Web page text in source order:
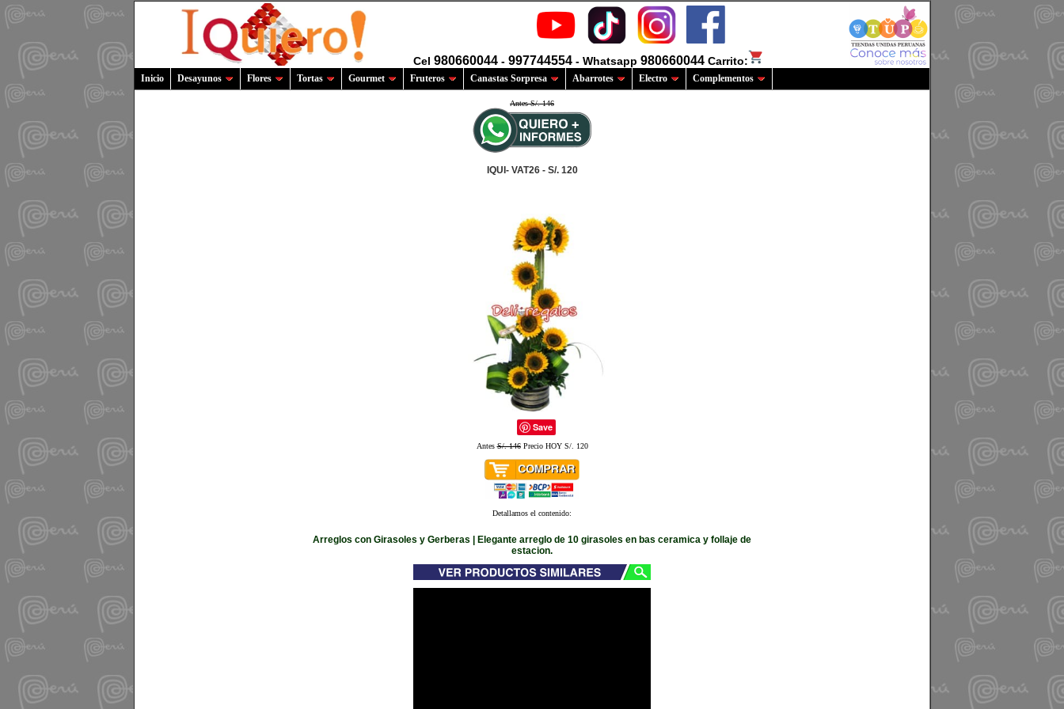
Cel 980660044 - 997744554 - Whatsapp 980660044 Carrito:
Inicio Desayunos Flores Tortas Gourmet Fruteros Canastas Sorpresa Abarrotes Electro Complementos
Antes S/. 146
IQUI- VAT26 - S/. 120
Save
AntesS/. 146Precio HOY S/. 120
Detallamos el contenido:
Arreglos con Girasoles y Gerberas | Elegante arreglo de 10 girasoles en bas ceramica y follaje de
estacion.